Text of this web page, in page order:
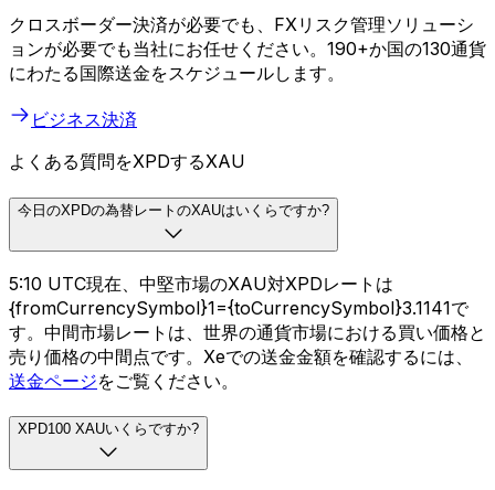
クロスボーダー決済が必要でも、FXリスク管理ソリューシ
ョンが必要でも当社にお任せください。190+か国の130通貨
にわたる国際送金をスケジュールします。
ビジネス決済
よくある質問をXPDするXAU
今日のXPDの為替レートのXAUはいくらですか?
5:10 UTC現在、中堅市場のXAU対XPDレートは
{fromCurrencySymbol}1={toCurrencySymbol}3.1141で
す。中間市場レートは、世界の通貨市場における買い価格と
売り価格の中間点です。Xeでの送金金額を確認するには、
送金ページをご覧ください。
XPD100 XAUいくらですか?